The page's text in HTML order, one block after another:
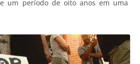
um período de oito anos em uma